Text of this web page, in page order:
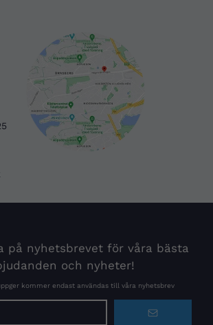
på nyhetsbrevet för våra bästa
och nyheter!
kommer endast användas till våra nyhetsbrev